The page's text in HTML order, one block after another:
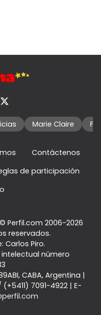
Marie Claire
Contáctenos
de participación
Perfil.com 2006-2026
reservados.
Carlos Piro.
número
, CABA, Argentina |
(+5411) 7091-4922| E-